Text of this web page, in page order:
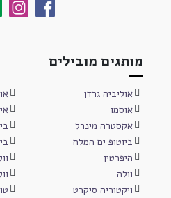
מותגים מובילים
אוליביה גרדן
אוסמו
אקסטרה מינרל
ביוטופ ים המלח
היפרטין
וולה
ויקטוריה סיקרט